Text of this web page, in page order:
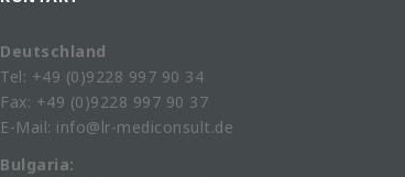
Deutschland
Tel: +49 (0)9228 997 90 34
Fax: +49 (0)9228 997 90 37
E-Mail: info@lr-mediconsult.de
Bulgaria: